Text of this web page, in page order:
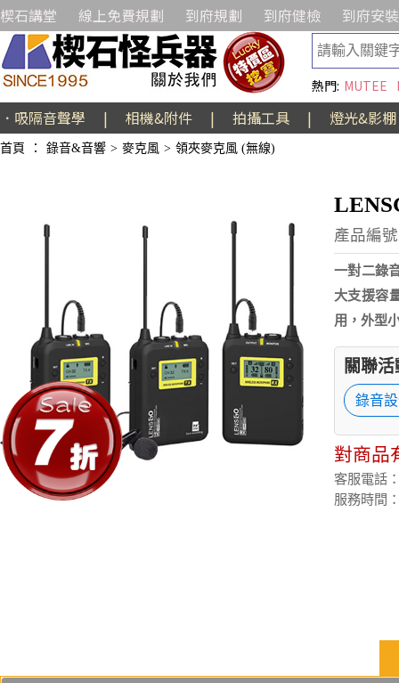
楔石講堂 線上免費規劃 到府規劃 到府健檢 到府安裝
熱門: MUTEE
．吸隔音聲學 | 相機&附件 | 拍攝工具 | 燈光&影棚
首頁 ： 錄音&音響 > 麥克風 > 領夾麥克風 (無線)
產品編
一對二錄
大支援容
用，外型
關聯
錄音
對商品
客服電話
服務時間